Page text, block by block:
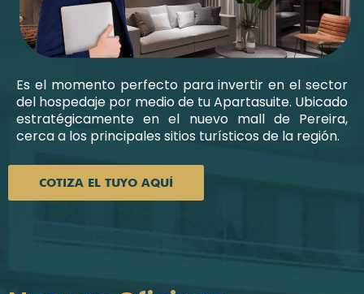
Es el momento perfecto para invertir en el sector
del hospedaje por medio de tu Apartasuite. Ubicado
estratégicamente en el nuevo mall de Pereira,
cerca a los principales sitios turísticos de la región.
COTIZA EL TUYO AQUÍ